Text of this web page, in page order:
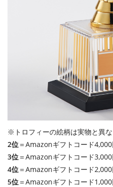
※トロフィーの絵柄は実物と異
2位＝Amazonギフトコード
3位＝Amazonギフトコード
4位＝Amazonギフトコード
5位＝Amazonギフトコード